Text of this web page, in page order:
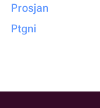
Prosjan
Ptgni